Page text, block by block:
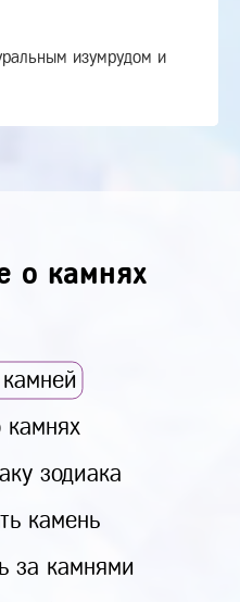
изумрудом и
о камнях
камнях
зодиака
камень
за камнями